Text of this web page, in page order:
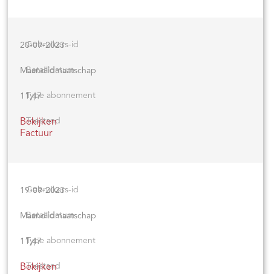
20-09-2023
Maandlidmaatschap
11,47
Bekijken
Factuur
19-09-2023
Maandlidmaatschap
11,47
Bekijken